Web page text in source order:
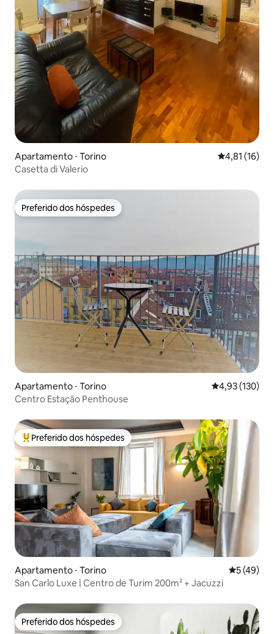
Apartamento ⋅ Torino 4,81 de uma
4,81 (16)
Casetta di Valerio
Preferido dos hóspedes
Preferido dos hóspedes
Apartamento ⋅ Torino 4,93 de uma
4,93 (130)
Centro Estação Penthouse
Entre os melhores preferidos dos hóspedes
Preferido dos hóspedes
Apartamento ⋅ Torino 5 de uma
5 (49)
San Carlo Luxe | Centro de Turim 200m² + Jacuzzi
Preferido dos hóspedes
Preferido dos hóspedes